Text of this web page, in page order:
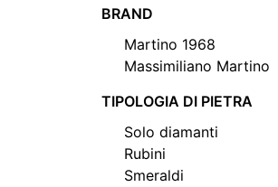
BRAND
Martino 1968
Massimiliano Martino
TIPOLOGIA DI PIETRA
Solo diamanti
Rubini
Smeraldi